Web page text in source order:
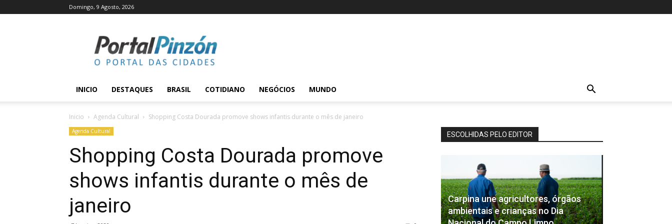
Domingo, 9 Agosto, 2026
Pinzón
INICIO DESTAQUES BRASIL COTIDIANO NEGÓCIOS MUNDO
Inicio Agenda Cultural Shopping Costa Dourada promove shows infantis durante o mês de janeiro
Agenda Cultural
Shopping Costa Dourada promove
shows infantis durante o mês de
janeiro
ESCOLHIDAS PELO EDITOR
Carpina une agricultores, órgãos
ambientais e crianças no Dia